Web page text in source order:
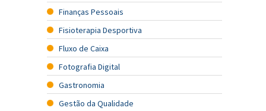
Finanças Pessoais
Fisioterapia Desportiva
Fluxo de Caixa
Fotografia Digital
Gastronomia
Gestão da Qualidade